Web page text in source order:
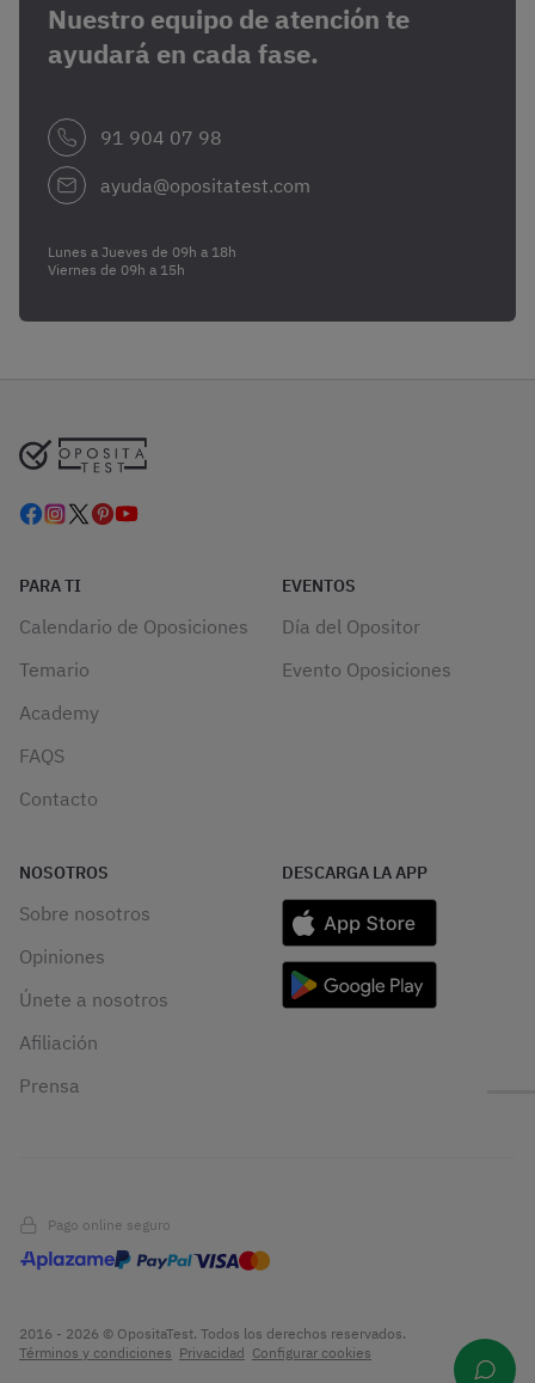
Nuestro equipo de atención te
ayudará en cada fase.
91 904 07 98
ayuda@opositatest.com
Lunes a Jueves de 09h a 18h
Viernes de 09h a 15h